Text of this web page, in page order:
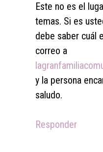
Este no es el
temas. Si es
debe saber cuál
correo a
y la persona
saludo.
Responder